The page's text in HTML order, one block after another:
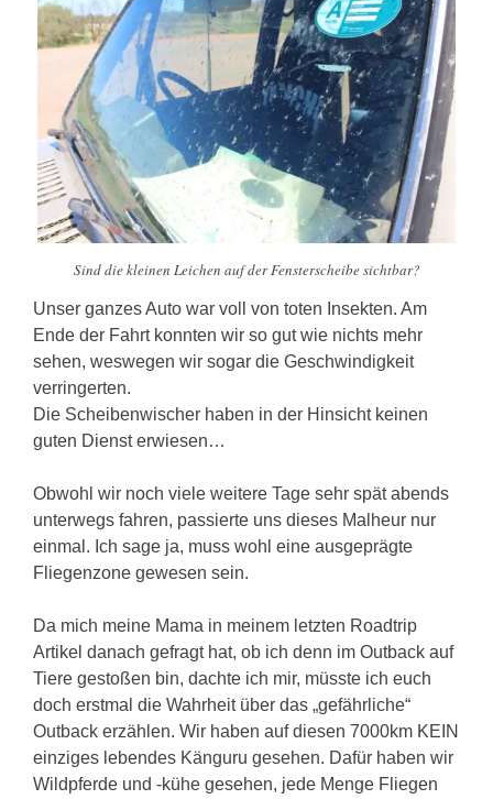
Sind die kleinen Leichen auf der Fensterscheibe sichtbar?
Unser ganzes Auto war voll von toten Insekten. Am
Ende der Fahrt konnten wir so gut wie nichts mehr
sehen, weswegen wir sogar die Geschwindigkeit
verringerten.
Die Scheibenwischer haben in der Hinsicht keinen
guten Dienst erwiesen…
Obwohl wir noch viele weitere Tage sehr spät abends
unterwegs fahren, passierte uns dieses Malheur nur
einmal. Ich sage ja, muss wohl eine ausgeprägte
Fliegenzone gewesen sein.
Da mich meine Mama in meinem letzten Roadtrip
Artikel danach gefragt hat, ob ich denn im Outback auf
Tiere gestoßen bin, dachte ich mir, müsste ich euch
doch erstmal die Wahrheit über das „gefährliche“
Outback erzählen. Wir haben auf diesen 7000km KEIN
einziges lebendes Känguru gesehen. Dafür haben wir
Wildpferde und -kühe gesehen, jede Menge Fliegen